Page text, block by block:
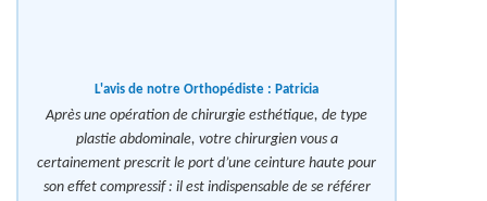
L'avis de notre Orthopédiste : Patricia
Après une opération de chirurgie esthétique, de type
plastie abdominale, votre chirurgien vous a
certainement prescrit le port d’une ceinture haute pour
son effet compressif : il est indispensable de se référer